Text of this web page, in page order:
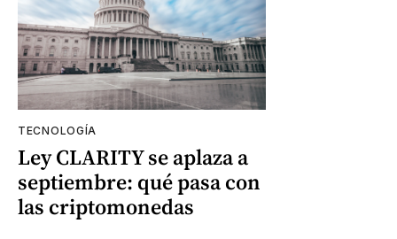
TECNOLOGÍA
Ley CLARITY se aplaza a
septiembre: qué pasa con
las criptomonedas